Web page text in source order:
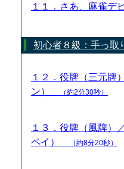
１１．さあ、麻雀デ
初心者８級：手っ取
１２．役牌（三元牌
ン）
（約2分30秒）
１３．役牌（風牌）
ペイ）
（約8分20秒）